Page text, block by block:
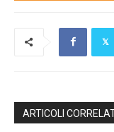
ARTICOLI